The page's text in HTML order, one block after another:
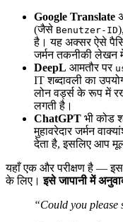
Google Translate
(जैसे Benutzer-ID
है। यह अक्सर ऐसे
जर्मन तकनीकी लेखन
DeepL आमतौर पर
IT शब्दावली का
लोन वर्ड्स के रूप में
लगती है।
ChatGPT भी कोड
मुहावरेदार जर्मन
देता है, इसलिए आप
यहाँ एक और परीक्षण है — इस
के लिए।इसे जापानी में
“Could you please